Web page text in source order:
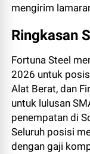
mengirim
Ringkasan
Fortuna Steel
2026 untuk
Alat Berat, dan
untuk lulusan
penempatan di
Seluruh posisi
dengan gaji